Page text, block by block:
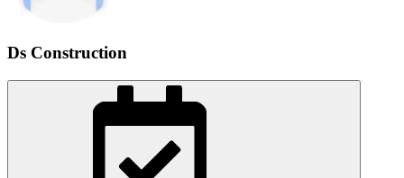
Ds Construction